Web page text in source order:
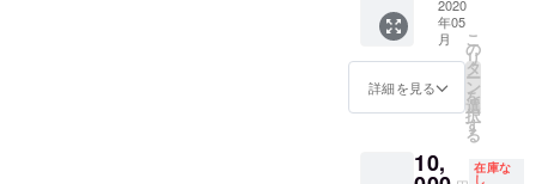
希望の
場合
は、別
途ご相
談くだ
さい。 ⁻
企業研
ンのた
め、お
www.u
me-
yamazo
e.com/)
※宿泊料
金の目
安→2名
食付
き）の
光まち
づくり
大賞受
賞 -------
-----------
-----------
-----------
----- 下
記、ご
食事内
容は通
常の
コース
と異な
りま
す。
の野菜
を使っ
日本観
光振興
協会
Japan
Touris
Awards
受賞
宿泊、
体験、
フェ、
雑貨購
入等で
使うこ
きま
す。 ※
は、企
業様と
ご相談
の上、
より知
りたい
内容に
て変更
させて
ume,の
「宿
泊、体
験、カ
フェ、
雑貨購
入等」
代わり
にご利
す！◎
宿泊割
引券に
するで
もよ
し、お
食事や
フェ、
施設内
2020
年05
月
詳細を見る
こ
の
リ
タ
ー
ン
を
選
択
す
る
10, 在庫な
し